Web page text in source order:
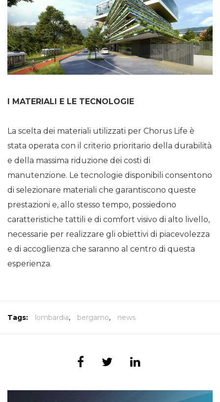
I MATERIALI E LE TECNOLOGIE
La scelta dei materiali utilizzati per Chorus Life è
stata operata con il criterio prioritario della durabilità
e della massima riduzione dei costi di
manutenzione. Le tecnologie disponibili consentono
di selezionare materiali che garantiscono queste
prestazioni e, allo stesso tempo, possiedono
caratteristiche tattili e di comfort visivo di alto livello,
necessarie per realizzare gli obiettivi di piacevolezza
e di accoglienza che saranno al centro di questa
esperienza.
Tags: lombardia, bergamo, news